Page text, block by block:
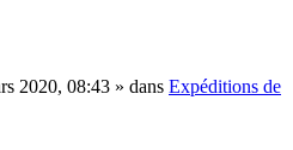
2020, 08:43 » dans Expéditions de